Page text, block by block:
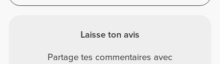
Laisse ton avis
Partage tes commentaires avec